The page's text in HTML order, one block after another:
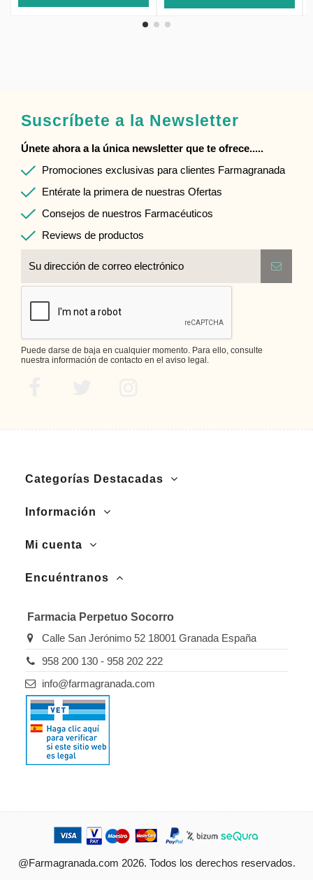
Suscríbete a la Newsletter
Únete ahora a la única newsletter que te ofrece.....
Promociones exclusivas para clientes Farmagranada
Entérate la primera de nuestras Ofertas
Consejos de nuestros Farmacéuticos
Reviews de productos
Puede darse de baja en cualquier momento. Para ello, consulte
nuestra información de contacto en el aviso legal.
Categorías Destacadas
Información
Mi cuenta
Encuéntranos
Farmacia Perpetuo Socorro
Calle San Jerónimo 52 18001 Granada España
958 200 130 - 958 202 222
info@farmagranada.com
@Farmagranada.com 2026. Todos los derechos reservados.